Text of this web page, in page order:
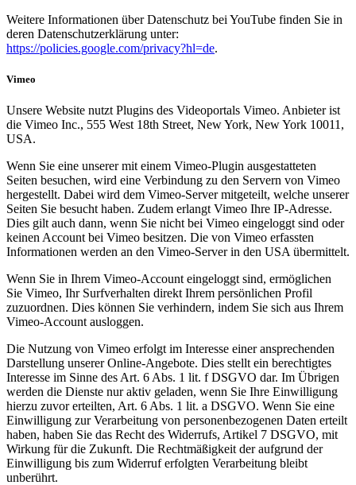
Weitere Informationen über Datenschutz bei YouTube finden Sie in
deren Datenschutzerklärung unter:
https://policies.google.com/privacy?hl=de.
Vimeo
Unsere Website nutzt Plugins des Videoportals Vimeo. Anbieter ist
die Vimeo Inc., 555 West 18th Street, New York, New York 10011,
USA.
Wenn Sie eine unserer mit einem Vimeo-Plugin ausgestatteten
Seiten besuchen, wird eine Verbindung zu den Servern von Vimeo
hergestellt. Dabei wird dem Vimeo-Server mitgeteilt, welche unserer
Seiten Sie besucht haben. Zudem erlangt Vimeo Ihre IP-Adresse.
Dies gilt auch dann, wenn Sie nicht bei Vimeo eingeloggt sind oder
keinen Account bei Vimeo besitzen. Die von Vimeo erfassten
Informationen werden an den Vimeo-Server in den USA übermittelt.
Wenn Sie in Ihrem Vimeo-Account eingeloggt sind, ermöglichen
Sie Vimeo, Ihr Surfverhalten direkt Ihrem persönlichen Profil
zuzuordnen. Dies können Sie verhindern, indem Sie sich aus Ihrem
Vimeo-Account ausloggen.
Die Nutzung von Vimeo erfolgt im Interesse einer ansprechenden
Darstellung unserer Online-Angebote. Dies stellt ein berechtigtes
Interesse im Sinne des Art. 6 Abs. 1 lit. f DSGVO dar. Im Übrigen
werden die Dienste nur aktiv geladen, wenn Sie Ihre Einwilligung
hierzu zuvor erteilten, Art. 6 Abs. 1 lit. a DSGVO. Wenn Sie eine
Einwilligung zur Verarbeitung von personenbezogenen Daten erteilt
haben, haben Sie das Recht des Widerrufs, Artikel 7 DSGVO, mit
Wirkung für die Zukunft. Die Rechtmäßigkeit der aufgrund der
Einwilligung bis zum Widerruf erfolgten Verarbeitung bleibt
unberührt.